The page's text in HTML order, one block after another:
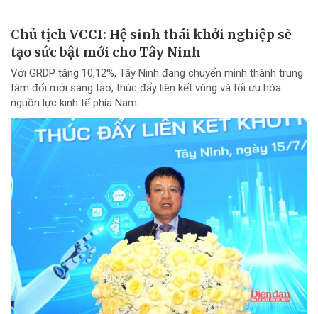
Chủ tịch VCCI: Hệ sinh thái khởi nghiệp sẽ
tạo sức bật mới cho Tây Ninh
Với GRDP tăng 10,12%, Tây Ninh đang chuyển mình thành trung
tâm đổi mới sáng tạo, thúc đẩy liên kết vùng và tối ưu hóa
nguồn lực kinh tế phía Nam.